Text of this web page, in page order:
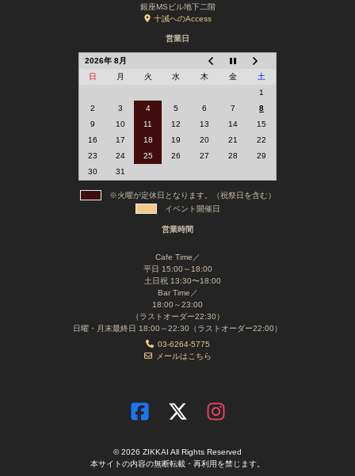
銀座MSビル地下二階
十誡へのAccess
営業日
2026年 8月
日
月 火 水 木 金
土
1
2
3 4 5 6 7
8
9
10 11 12 13 14
15
16
17 18 19 20 21
22
23
24 25 26 27 28
29
30
31
※火曜が定休日となります。（祝祭日を含む）
イベント開催日
営業時間
Cafe Time／
平日 15:00～18:00
土日祝 13:30〜18:00
Bar Time／
18:00～23:00
（ラストオーダー22:30）
日曜・月末最終日 18:00～22:30（ラストオーダー22:00）
03-6264-5775
メールはこちら
© 2026 ZIKKAI All Rights Reserved
本サイトの内容の無断転載・再利用を禁じます。